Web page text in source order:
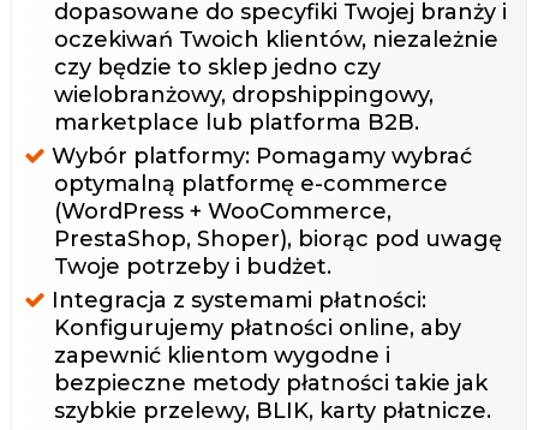
dopasowane do specyfiki Twojej branży i
oczekiwań Twoich klientów, niezależnie
czy będzie to sklep jedno czy
wielobranżowy, dropshippingowy,
marketplace lub platforma B2B.
Wybór platformy: Pomagamy wybrać
optymalną platformę e-commerce
(WordPress + WooCommerce,
PrestaShop, Shoper), biorąc pod uwagę
Twoje potrzeby i budżet.
Integracja z systemami płatności:
Konfigurujemy płatności online, aby
zapewnić klientom wygodne i
bezpieczne metody płatności takie jak
szybkie przelewy, BLIK, karty płatnicze.